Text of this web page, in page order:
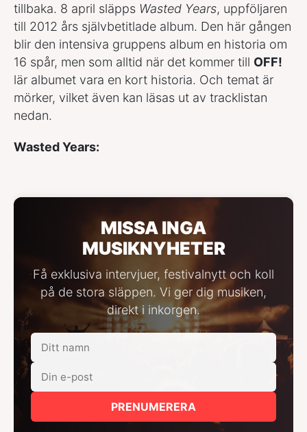
tillbaka. 8 april släpps Wasted Years, uppföljaren
till 2012 års självbetitlade album. Den här gången
blir den intensiva gruppens album en historia om
16 spår, men som alltid när det kommer till OFF!
lär albumet vara en kort historia. Och temat är
mörker, vilket även kan läsas ut av tracklistan
nedan.
Wasted Years:
MISSA INGA
MUSIKNYHETER
Få exklusiva intervjuer, festivalnytt och koll
på de stora släppen. Vi ger dig musiken,
direkt i inkorgen.
PRENUMERERA